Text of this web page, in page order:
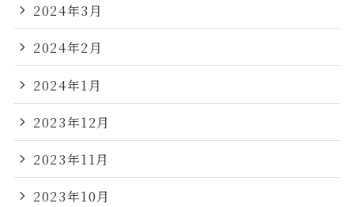
2024年3月
2024年2月
2024年1月
2023年12月
2023年11月
2023年10月